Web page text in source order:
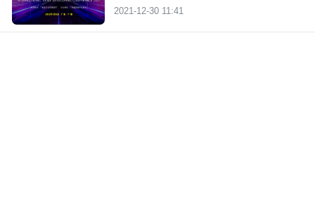
对话！
2021-12-30 11:41